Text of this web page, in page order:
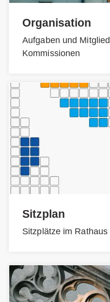
Organisation
Aufgaben und
Kommissionen
Sitzplan
Sitzplätze im Rathaus